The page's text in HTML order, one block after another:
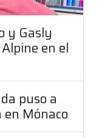
y Gasly
en el
puso a
en Mónaco